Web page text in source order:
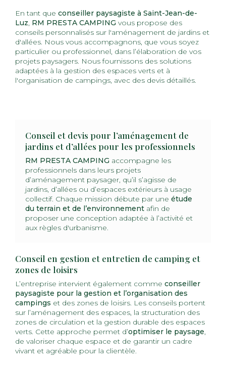
En tant que conseiller paysagiste à Saint-Jean-de-
Luz, RM PRESTA CAMPING vous propose des
conseils personnalisés sur l'aménagement de jardins et
d'allées. Nous vous accompagnons, que vous soyez
particulier ou professionnel, dans l’élaboration de vos
projets paysagers. Nous fournissons des solutions
adaptées à la gestion des espaces verts et à
l'organisation de campings, avec des devis détaillés.
Conseil et devis pour l’aménagement de
jardins et d’allées pour les professionnels
RM PRESTA CAMPING accompagne les
professionnels dans leurs projets
d’aménagement paysager, qu’il s’agisse de
jardins, d’allées ou d’espaces extérieurs à usage
collectif. Chaque mission débute par une étude
du terrain et de l’environnement afin de
proposer une conception adaptée à l’activité et
aux règles d'urbanisme.
Conseil en gestion et entretien de camping et
zones de loisirs
L’entreprise intervient également comme conseiller
paysagiste pour la gestion et l’organisation des
campings et des zones de loisirs. Les conseils portent
sur l’aménagement des espaces, la structuration des
zones de circulation et la gestion durable des espaces
verts. Cette approche permet d’optimiser le paysage,
de valoriser chaque espace et de garantir un cadre
vivant et agréable pour la clientèle.